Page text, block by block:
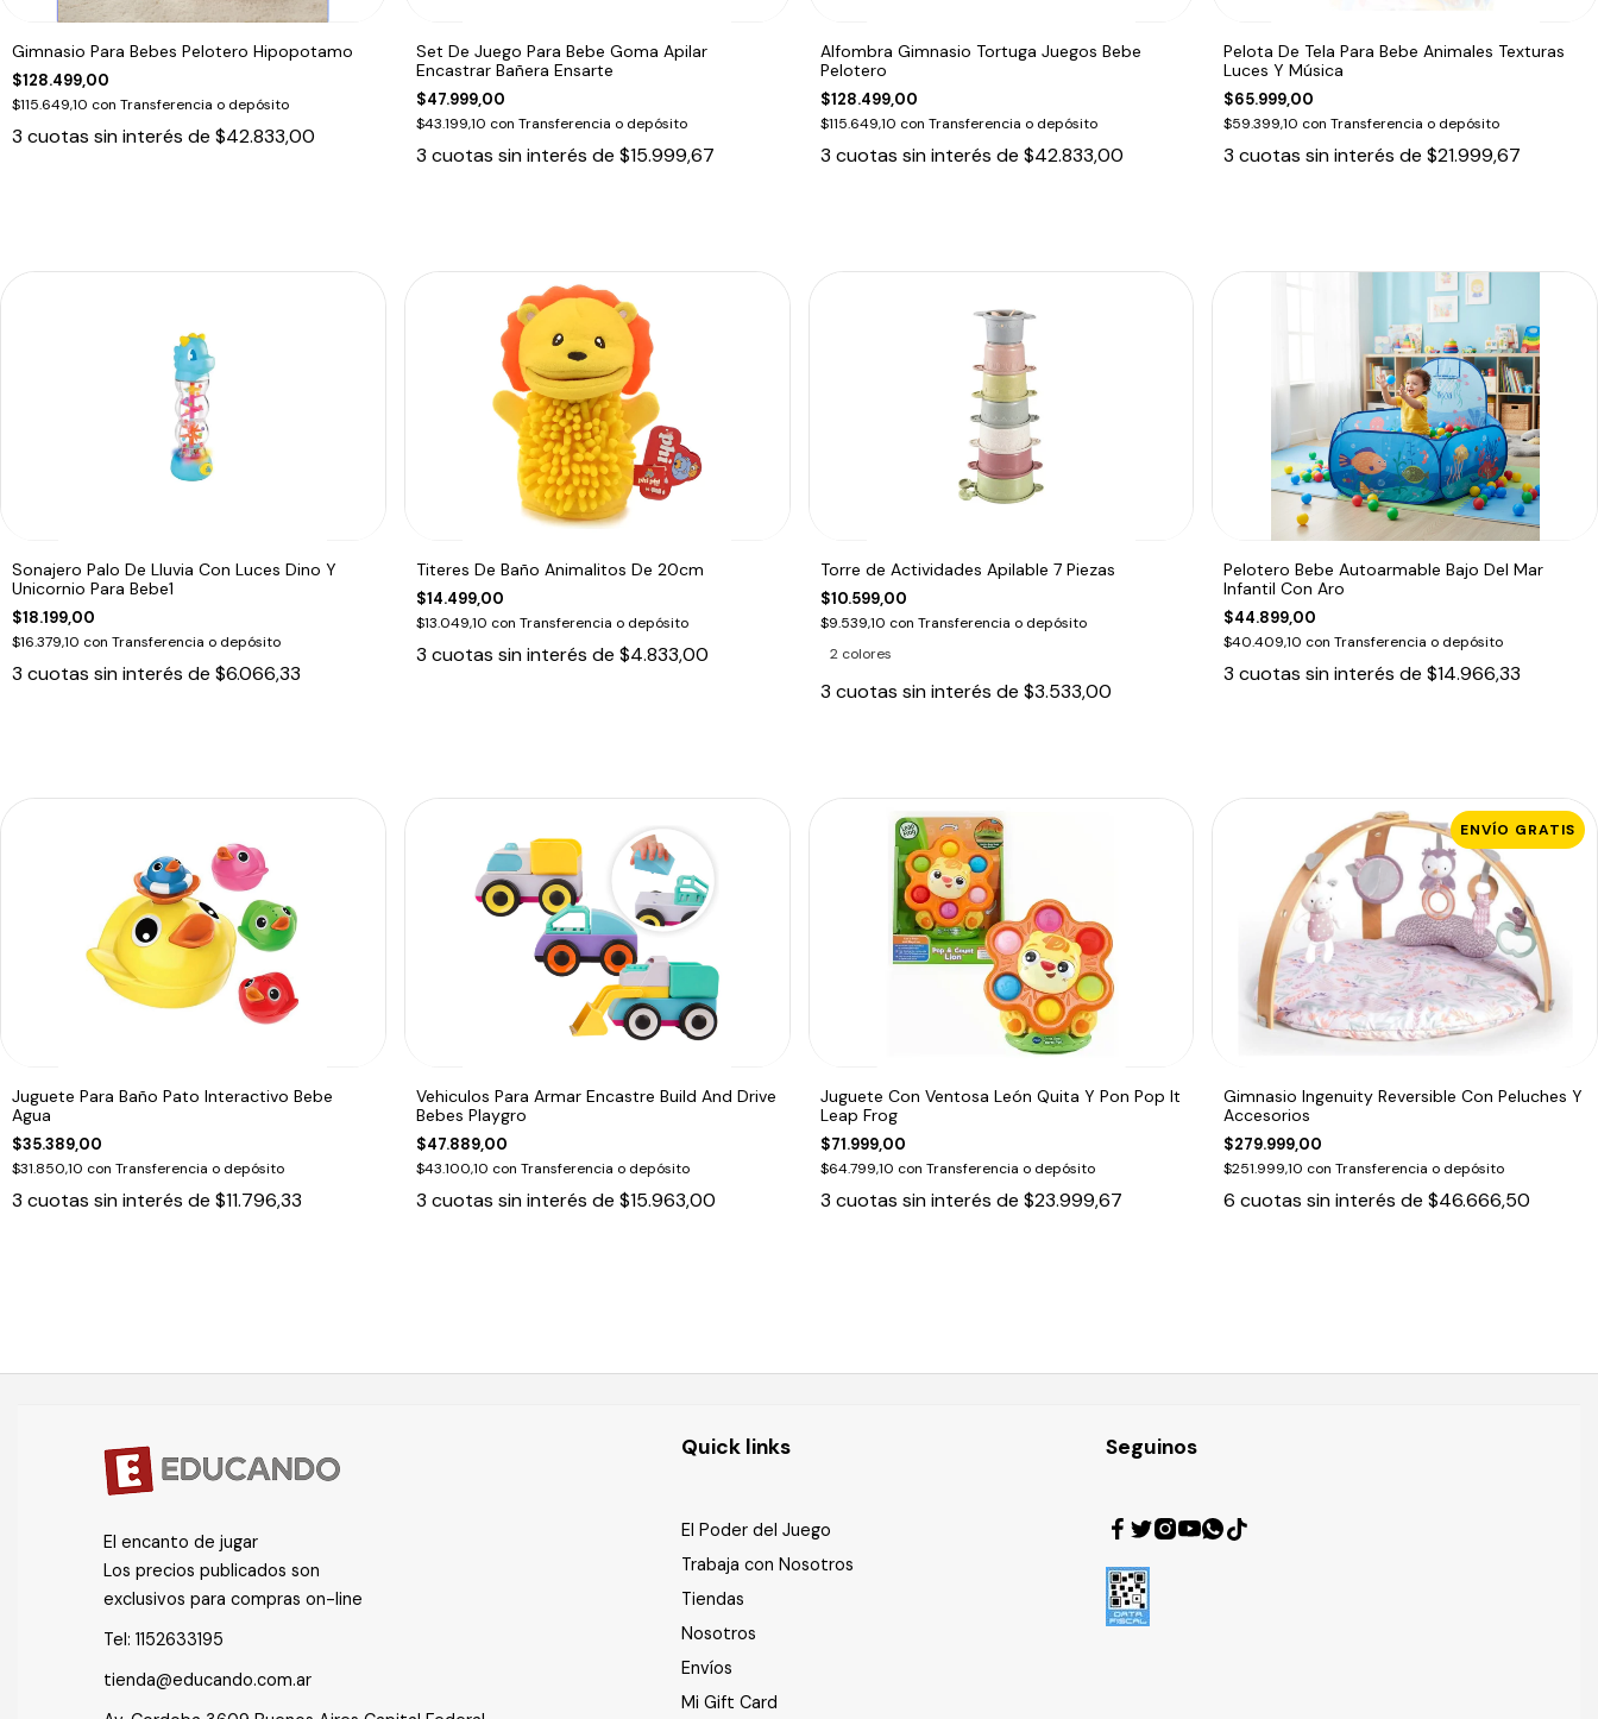
Gimnasio Para Bebes Pelotero Hipopotamo
$128.499,00
$115.649,10 con Transferencia o depósito
3 cuotas sin interés de $42.833,00
Set De Juego Para Bebe Goma Apilar
Encastrar Bañera Ensarte
$47.999,00
$43.199,10 con Transferencia o depósito
3 cuotas sin interés de $15.999,67
Alfombra Gimnasio Tortuga Juegos Bebe
Pelotero
$128.499,00
$115.649,10 con Transferencia o depósito
3 cuotas sin interés de $42.833,00
Pelota De Tela Para Bebe Animales Texturas
Luces Y Música
$65.999,00
$59.399,10 con Transferencia o depósito
3 cuotas sin interés de$21.999,67
Sonajero Palo De Lluvia Con Luces Dino Y
Unicornio Para Bebe1
$18.199,00
$16.379,10 con Transferencia o depósito
3 cuotas sin interés de $6.066,33
Titeres De Baño Animalitos De 20cm
$14.499,00
$13.049,10 con Transferencia o depósito
3 cuotas sin interés de $4.833,00
Torre de Actividades Apilable 7 Piezas
$10.599,00
$9.539,10 con Transferencia o depósito
2 colores
3 cuotas sin interés de $3.533,00
Pelotero Bebe Autoarmable Bajo Del Mar
Infantil Con Aro
$44.899,00
$40.409,10 con Transferencia o depósito
3 cuotas sin interés de$14.966,33
Juguete Para Baño Pato Interactivo Bebe
Agua
$35.389,00
$31.850,10 con Transferencia o depósito
3 cuotas sin interés de $11.796,33
Vehiculos Para Armar Encastre Build And Drive
Bebes Playgro
$47.889,00
$43.100,10 con Transferencia o depósito
3 cuotas sin interés de $15.963,00
Juguete Con Ventosa León Quita Y Pon Pop It
Leap Frog
$71.999,00
$64.799,10 con Transferencia o depósito
3 cuotas sin interés de $23.999,67
ENVÍO GRATIS
Gimnasio Ingenuity Reversible Con Peluches Y
Accesorios
$279.999,00
$251.999,10 con Transferencia o depósito
6 cuotas sin interés de$46.666,50
El encanto de jugar
Los precios publicados son
exclusivos para compras on-line
Tel: 1152633195
tienda@educando.com.ar
Quick links
El Poder del Juego
Trabaja con Nosotros
Tiendas
Nosotros
Envíos
Mi Gift Card
Seguinos